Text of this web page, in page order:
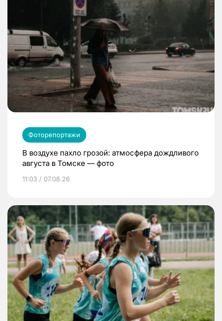
Фоторепортажи
В воздухе пахло грозой: атмосфера дождливого
августа в Томске — фото
11:03 / 07.08.26